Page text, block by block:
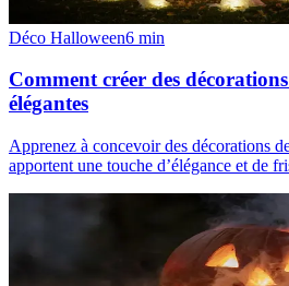
Déco Halloween6 min
Comment créer des
élégantes
Apprenez à concevoir des décorations
apportent une touche d’élégance et de